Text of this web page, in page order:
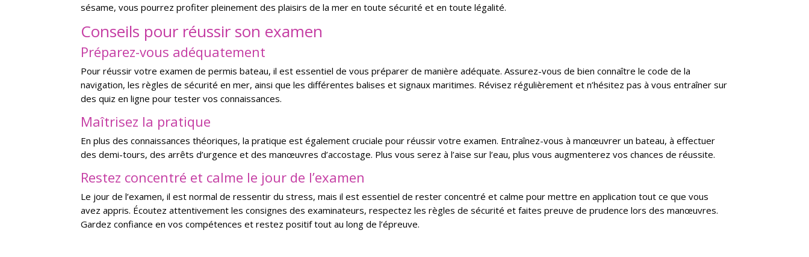
sésame, vous pourrez profiter pleinement des plaisirs de la mer en toute sécurité et en toute légalité.
Conseils pour réussir son examen
Préparez-vous adéquatement
Pour réussir votre examen de permis bateau, il est essentiel de vous préparer de manière adéquate. Assurez-vous de bien connaître le code de la
navigation, les règles de sécurité en mer, ainsi que les différentes balises et signaux maritimes. Révisez régulièrement et n’hésitez pas à vous entraîner sur
des quiz en ligne pour tester vos connaissances.
Maîtrisez la pratique
En plus des connaissances théoriques, la pratique est également cruciale pour réussir votre examen. Entraînez-vous à manœuvrer un bateau, à effectuer
des demi-tours, des arrêts d’urgence et des manœuvres d’accostage. Plus vous serez à l’aise sur l’eau, plus vous augmenterez vos chances de réussite.
Restez concentré et calme le jour de l’examen
Le jour de l’examen, il est normal de ressentir du stress, mais il est essentiel de rester concentré et calme pour mettre en application tout ce que vous
avez appris. Écoutez attentivement les consignes des examinateurs, respectez les règles de sécurité et faites preuve de prudence lors des manœuvres.
Gardez confiance en vos compétences et restez positif tout au long de l’épreuve.